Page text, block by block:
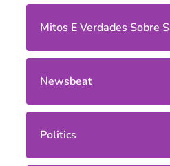
Mitos E Verdades Sobre
Newsbeat
Politics